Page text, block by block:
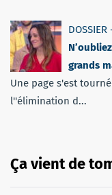
grands
Une page s'est
l''élimination d...
Ça vient de